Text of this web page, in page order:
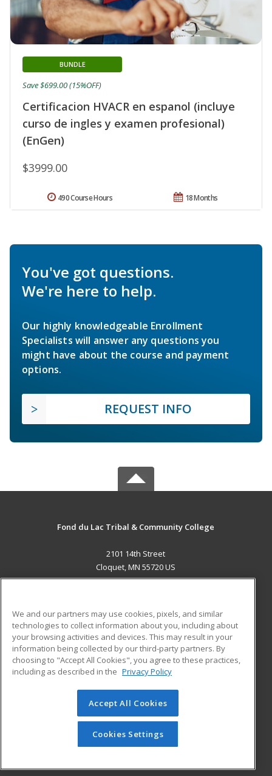
Certificacion HVACR en espanol (incluye
curso de ingles y examen profesional)
(EnGen)
BUNDLE
$3999.00
Save $699.00 (15%OFF)
18 Months
490 Course Hours
You've got questions.
We're here to help.
Our highly knowledgeable Enrollment
Specialists will answer any questions you
might have about the course and payment
options.
REQUEST INFO
Fond du Lac Tribal & Community College
2101 14th Street
Cloquet, MN 55720 US
ADDITIONAL RESOURCES
Military
Financial Assistance
Help
Student Blog
© 2026 ed2go, a division of Cengage Learning. All rights
reserved. The material on this site cannot be reproduced or
redistributed unless you have obtained prior written
permission from Cengage Learning.Privacy Policy
We and our partners may use cookies, pixels, and similar
technologies to collect information about you, including about
your browsing activities and devices. This may result in your
information being collected by our third-party partners. By
choosing to "Accept All Cookies", you agree to these practices,
including as described in the Privacy Policy
Accept All Cookies
Cookies Settings